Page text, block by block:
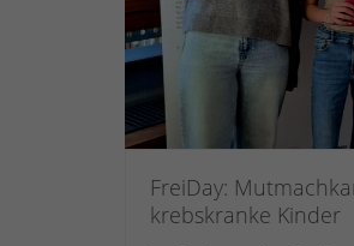
FreiDay:
krebskranke Kinder